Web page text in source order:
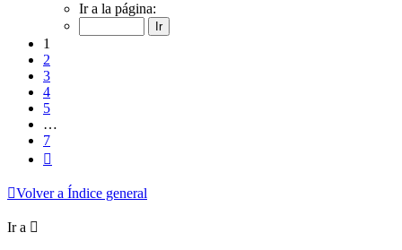
Ir a la página:
1
2
3
4
5
…
7
Volver a Índice general
Ir a